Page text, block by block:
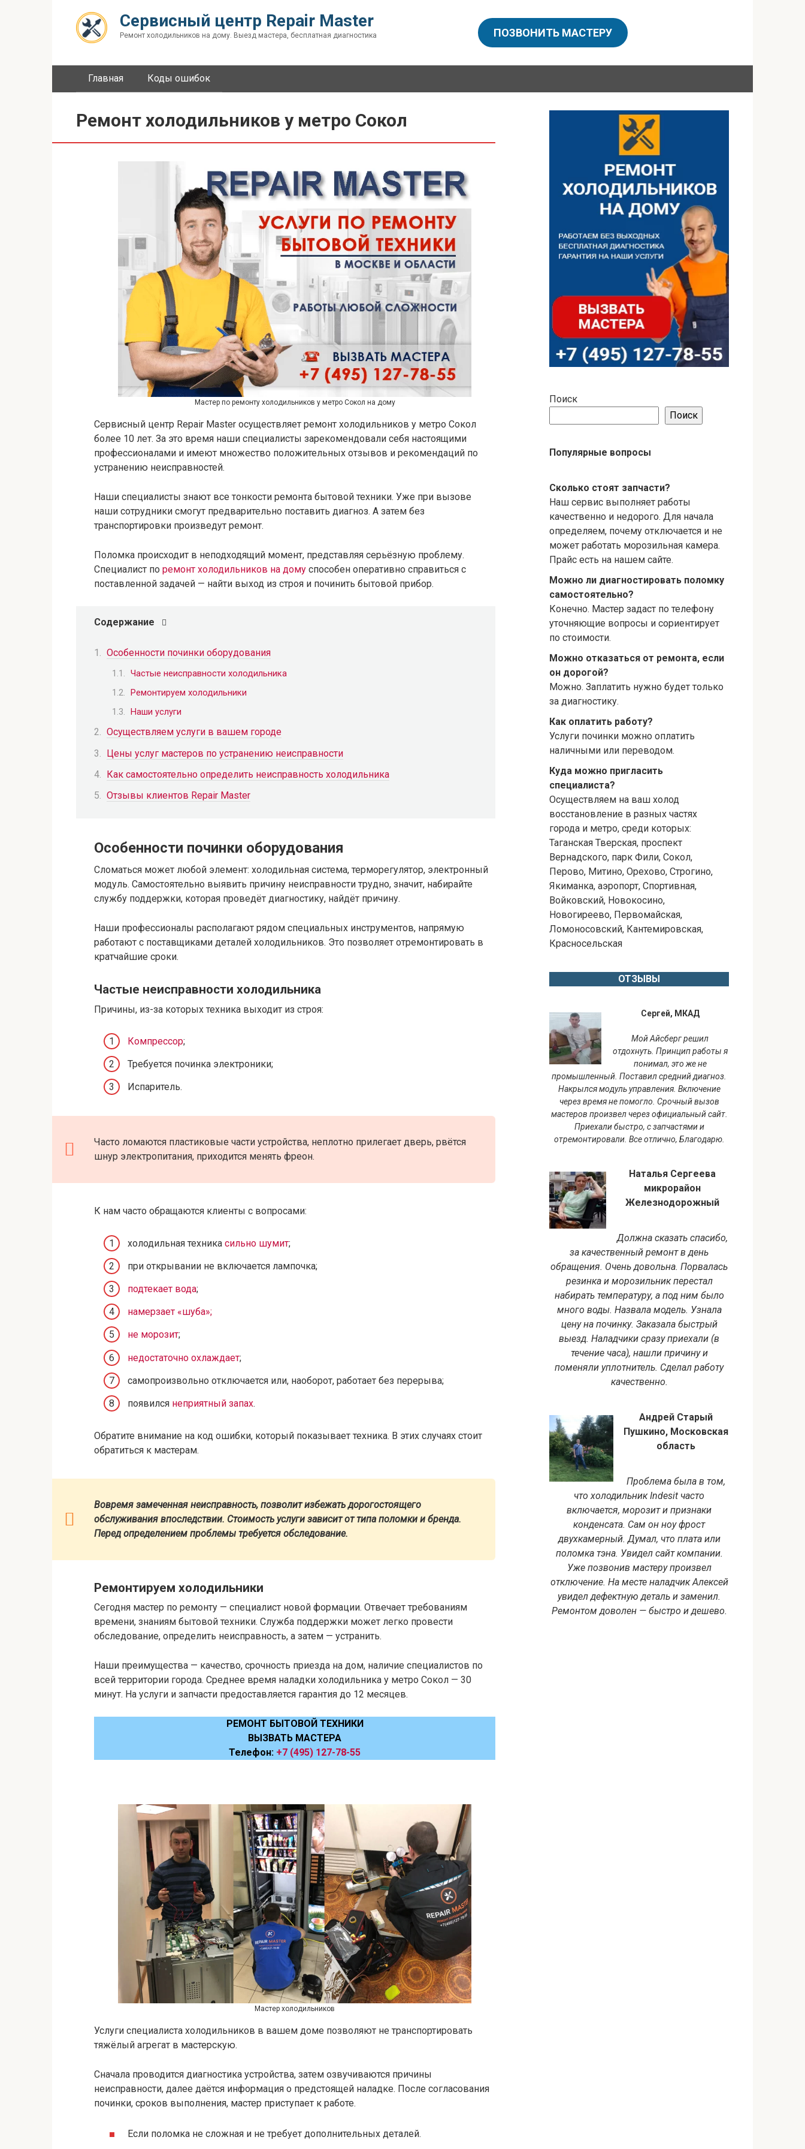
Сервисный центр Repair Master
Ремонт холодильников на дому. Выезд мастера, бесплатная диагностика ПОЗВОНИТЬ МАСТЕРУ
Главная Коды ошибок
Ремонт холодильников у метро Сокол
Мастер по ремонту холодильников у метро Сокол на дому
Сервисный центр Repair Master осуществляет ремонт холодильников у метро Сокол
более 10 лет. За это время наши специалисты зарекомендовали себя настоящими
профессионалами и имеют множество положительных отзывов и рекомендаций по
устранению неисправностей.
Наши специалисты знают все тонкости ремонта бытовой техники. Уже при вызове
наши сотрудники смогут предварительно поставить диагноз. А затем без
транспортировки произведут ремонт.
Поломка происходит в неподходящий момент, представляя серьёзную проблему.
Специалист по ремонт холодильников на дому способен оперативно справиться с
поставленной задачей — найти выход из строя и починить бытовой прибор.
Содержание
Особенности починки оборудования
Частые неисправности холодильника
Ремонтируем холодильники
Наши услуги
Осуществляем услуги в вашем городе
Цены услуг мастеров по устранению неисправности
Как самостоятельно определить неисправность холодильника
Отзывы клиентов Repair Master
Особенности починки оборудования
Сломаться может любой элемент: холодильная система, терморегулятор, электронный
модуль. Самостоятельно выявить причину неисправности трудно, значит, набирайте
службу поддержки, которая проведёт диагностику, найдёт причину.
Наши профессионалы располагают рядом специальных инструментов, напрямую
работают с поставщиками деталей холодильников. Это позволяет отремонтировать в
кратчайшие сроки.
Частые неисправности холодильника
Причины, из-за которых техника выходит из строя:
Компрессор;
Требуется починка электроники;
Испаритель.
Часто ломаются пластиковые части устройства, неплотно прилегает дверь, рвётся
шнур электропитания, приходится менять фреон.
К нам часто обращаются клиенты с вопросами:
холодильная техника сильно шумит;
при открывании не включается лампочка;
подтекает вода;
намерзает «шуба»;
не морозит;
недостаточно охлаждает;
самопроизвольно отключается или, наоборот, работает без перерыва;
появился неприятный запах.
Обратите внимание на код ошибки, который показывает техника. В этих случаях стоит
обратиться к мастерам.
Вовремя замеченная неисправность, позволит избежать дорогостоящего
обслуживания впоследствии. Стоимость услуги зависит от типа поломки и бренда.
Перед определением проблемы требуется обследование.
Ремонтируем холодильники
Сегодня мастер по ремонту — специалист новой формации. Отвечает требованиям
времени, знаниям бытовой техники. Служба поддержки может легко провести
обследование, определить неисправность, а затем — устранить.
Наши преимущества — качество, срочность приезда на дом, наличие специалистов по
всей территории города. Среднее время наладки холодильника у метро Сокол — 30
минут. На услуги и запчасти предоставляется гарантия до 12 месяцев.
РЕМОНТ БЫТОВОЙ ТЕХНИКИ
ВЫЗВАТЬ МАСТЕРА
Телефон: +7 (495) 127-78-55
Мастер холодильников
Услуги специалиста холодильников в вашем доме позволяют не транспортировать
тяжёлый агрегат в мастерскую.
Сначала проводится диагностика устройства, затем озвучиваются причины
неисправности, далее даётся информация о предстоящей наладке. После согласования
починки, сроков выполнения, мастер приступает к работе.
Если поломка не сложная и не требует дополнительных деталей.
Поиск
Поиск
Популярные вопросы
Сколько стоят запчасти?
Наш сервис выполняет работы
качественно и недорого. Для начала
определяем, почему отключается и не
может работать морозильная камера.
Прайс есть на нашем сайте.
Можно ли диагностировать поломку
самостоятельно?
Конечно. Мастер задаст по телефону
уточняющие вопросы и сориентирует
по стоимости.
Можно отказаться от ремонта, если
он дорогой?
Можно. Заплатить нужно будет только
за диагностику.
Как оплатить работу?
Услуги починки можно оплатить
наличными или переводом.
Куда можно пригласить
специалиста?
Осуществляем на ваш холод
восстановление в разных частях
города и метро, среди которых:
Таганская Тверская, проспект
Вернадского, парк Фили, Сокол,
Перово, Митино, Орехово, Строгино,
Якиманка, аэропорт, Спортивная,
Войковский, Новокосино,
Новогиреево, Первомайская,
Ломоносовский, Кантемировская,
Красносельская
ОТЗЫВЫ
Сергей, МКАД
Мой Айсберг решил
отдохнуть. Принцип работы я
понимал, это же не
промышленный. Поставил средний диагноз.
Накрылся модуль управления. Включение
через время не помогло. Срочный вызов
мастеров произвел через официальный сайт.
Приехали быстро, с запчастями и
отремонтировали. Все отлично, Благодарю.
Наталья Сергеева
микрорайон
Железнодорожный
Должна сказать спасибо,
за качественный ремонт в день
обращения. Очень довольна. Порвалась
резинка и морозильник перестал
набирать температуру, а под ним было
много воды. Назвала модель. Узнала
цену на починку. Заказала быстрый
выезд. Наладчики сразу приехали (в
течение часа), нашли причину и
поменяли уплотнитель. Сделал работу
качественно.
Андрей Старый
Пушкино, Московская
область
Проблема была в том,
что холодильник Indesit часто
включается, морозит и признаки
конденсата. Сам он ноу фрост
двухкамерный. Думал, что плата или
поломка тэна. Увидел сайт компании.
Уже позвонив мастеру произвел
отключение. На месте наладчик Алексей
увидел дефектную деталь и заменил.
Ремонтом доволен — быстро и дешево.